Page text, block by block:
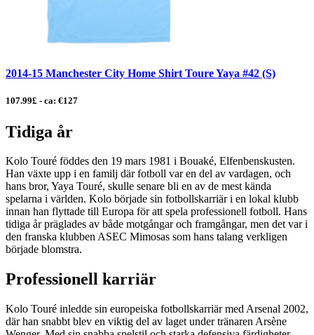
2014-15 Manchester City Home Shirt Toure Yaya #42 (S)
107.99£ - ca: €127
Tidiga år
Kolo Touré föddes den 19 mars 1981 i Bouaké, Elfenbenskusten.
Han växte upp i en familj där fotboll var en del av vardagen, och
hans bror, Yaya Touré, skulle senare bli en av de mest kända
spelarna i världen. Kolo började sin fotbollskarriär i en lokal klubb
innan han flyttade till Europa för att spela professionell fotboll. Hans
tidiga år präglades av både motgångar och framgångar, men det var i
den franska klubben ASEC Mimosas som hans talang verkligen
började blomstra.
Professionell karriär
Kolo Touré inledde sin europeiska fotbollskarriär med Arsenal 2002,
där han snabbt blev en viktig del av laget under tränaren Arsène